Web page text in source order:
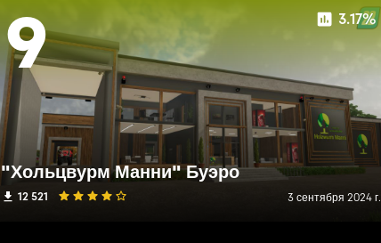
9 3.17%
"Хольцвурм Манни" Буэро
12 521 3 сентября 2024 г.